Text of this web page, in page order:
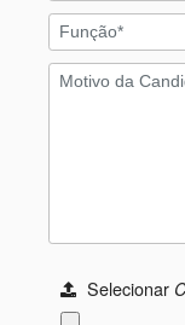
Selecionar